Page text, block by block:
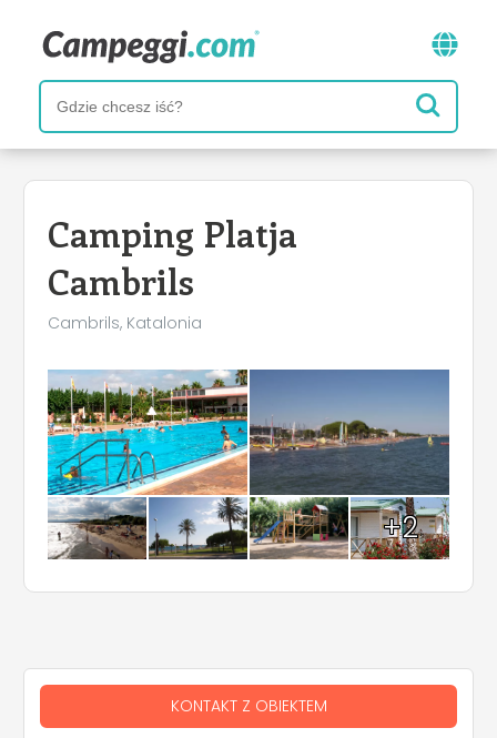
Camping Platja
Cambrils
Cambrils, Katalonia
+2
KONTAKT Z OBIEKTEM